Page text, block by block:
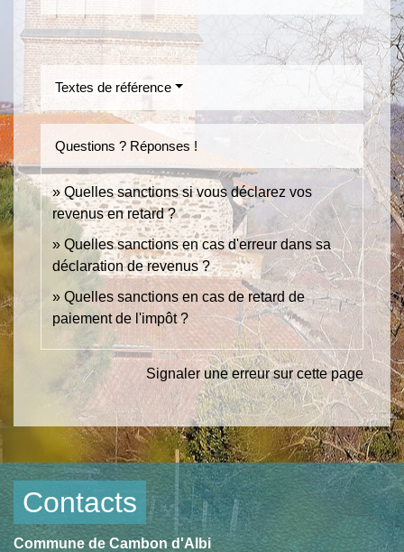
Textes de référence
Questions ? Réponses !
Quelles sanctions si vous déclarez vos
revenus en retard ?
Quelles sanctions en cas d'erreur dans sa
déclaration de revenus ?
Quelles sanctions en cas de retard de
paiement de l'impôt ?
Signaler une erreur sur cette page
Contacts
Commune de Cambon d'Albi